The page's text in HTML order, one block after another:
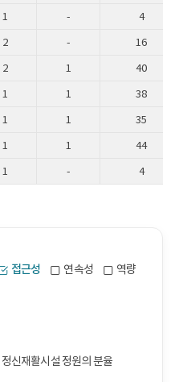
1 -
4
2 -
16
2 1
40
1 1
38
1 1
35
1 1
44
1 - 4
접근성 연속성
역량
신재활시설 정원의 분율